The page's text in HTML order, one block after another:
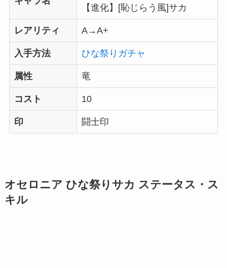
【進化】[恥じらう風]サカ
レアリティ A→A+
入手方法 ひな祭りガチャ
属性 竜
コスト 10
印 闘士印
オセロニア ひな祭りサカ ステータス・ス
キル